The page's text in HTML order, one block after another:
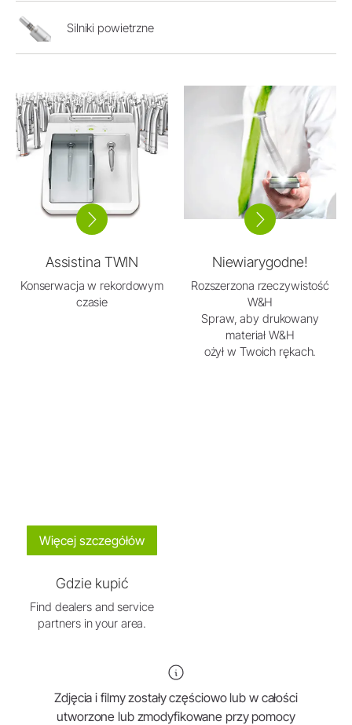
Silniki powietrzne
Assistina TWIN
Konserwacja w rekordowym
czasie
Niewiarygodne!
Rozszerzona rzeczywistość
W&H
Spraw, aby drukowany
materiał W&H
ożył w Twoich rękach.
Więcej szczegółów
Gdzie kupić
Find dealers and service
partners in your area.
Zdjęcia i filmy zostały częściowo lub w całości
utworzone lub zmodyfikowane przy pomocy